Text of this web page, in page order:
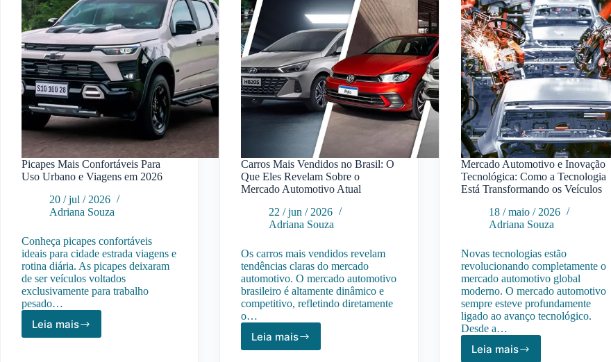
Picapes Mais Confortáveis Para
Uso Urbano e Viagens em 2026
20 / jul / 2026
Adriana Souza
Conheça picapes confortáveis
ideais para cidade estrada viagens e
rotina diária. As picapes deixaram
de ser veículos voltados
exclusivamente para trabalho
pesado…
Leia mais
Picapes
Carros Mais Vendidos no Brasil: O
Que Eles Revelam Sobre o
Mercado Automotivo Atual
22 / jun / 2026
Adriana Souza
Os carros mais vendidos revelam
tendências claras do mercado
automotivo. O mercado automotivo
brasileiro é altamente dinâmico e
competitivo, refletindo diretamente
o…
Leia mais
Carros
Mercado Automotivo e Inovação
Tecnológica: Como a Tecnologia
Está Transformando os Veículos
18 / maio / 2026
Adriana Souza
Novas tecnologias estão
revolucionando completamente o
mercado automotivo global
moderno. O mercado automotivo
sempre esteve profundamente
ligado ao avanço tecnológico.
Desde a…
Leia maisMercado